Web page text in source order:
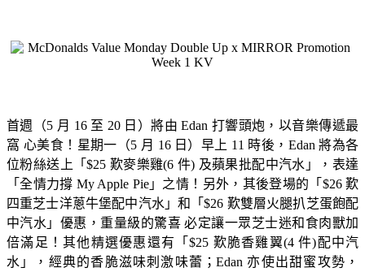
首週（5 月 16 至 20 日）將由 Edan 打響頭炮，以音樂傳遞最
窩 心美食！星期一（5 月 16 日）早上 11 時後，Edan 將為各
位粉絲送上「$25 歎麥樂雞(6 件) 及蘋果批配中汽水」，表達
「全情力撐 My Apple Pie」之情！另外，其後登場的「$26 歎
四重芝士洋蔥牛堡配中汽水」和「$26 歎雙層火腿扒芝蛋飽配
中汽水」優惠，重量級的驚喜 必定讓一眾芝士迷和食肉獸加
倍滿足！其他精選優惠還有「$25 歎脆香雞翼(4 件)配中汽
水」，經典的香脆滋味刺激味蕾；Edan 亦使出甜蜜攻勢，